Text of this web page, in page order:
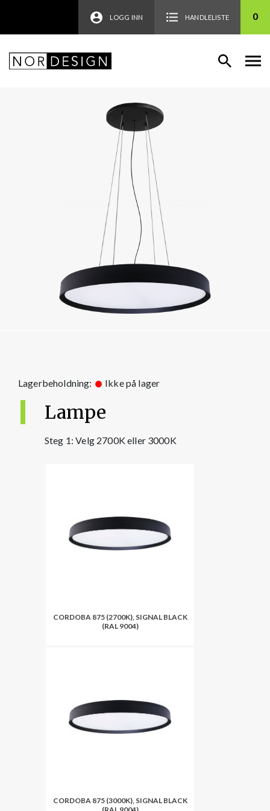
LOGG INN HANDLELISTE 0
Lagerbeholdning: Ikke på lager
Lampe
Steg 1: Velg 2700K eller 3000K
CORDOBA 875 (2700K), SIGNAL BLACK
(RAL 9004)
CORDOBA 875 (3000K), SIGNAL BLACK